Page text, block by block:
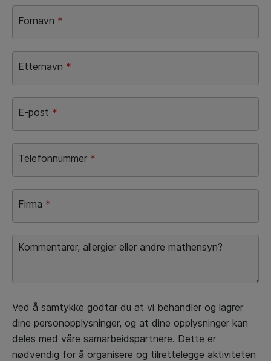
Fornavn *
Etternavn *
E-post *
Telefonnummer *
Firma *
Kommentarer, allergier eller andre mathensyn?
Ved å samtykke godtar du at vi behandler og lagrer
dine personopplysninger, og at dine opplysninger kan
deles med våre samarbeidspartnere. Dette er
nødvendig for å organisere og tilrettelegge aktiviteten